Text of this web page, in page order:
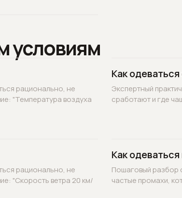
условиям
рационально, не
"Температура воздуха
Как
Экспертный
сработают и где
рационально, не
"Скорость ветра 20 км/
Как
Пошаговый разбор
частые промахи,